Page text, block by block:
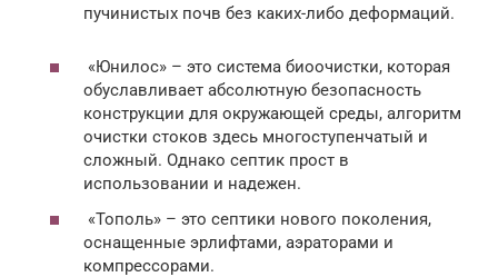
пучинистых почв без каких-либо деформаций.
«Юнилос» – это система биоочистки, которая
обуславливает абсолютную безопасность
конструкции для окружающей среды, алгоритм
очистки стоков здесь многоступенчатый и
сложный. Однако септик прост в
использовании и надежен.
«Тополь» – это септики нового поколения,
оснащенные эрлифтами, аэраторами и
компрессорами.